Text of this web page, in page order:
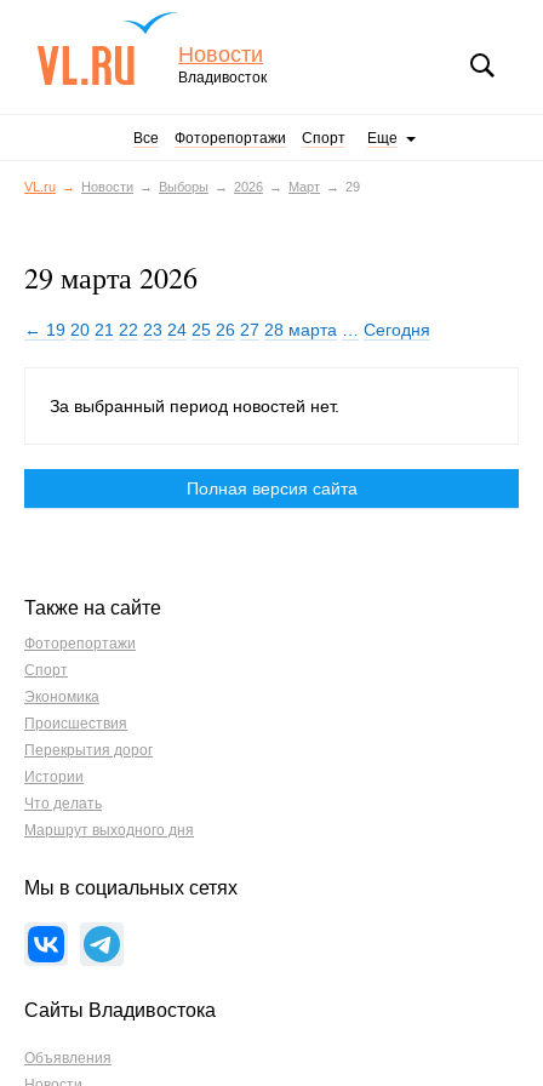
Новости
Владивосток
Все Фоторепортажи Спорт Еще
VL.ru Новости Выборы 2026 Март 29
29 марта 2026
← 19 20 21 22 23 24 25 26 27 28 марта Сегодня
За выбранный период новостей нет.
Полная версия сайта
Также на сайте
Фоторепортажи
Спорт
Экономика
Происшествия
Перекрытия дорог
Истории
Что делать
Маршрут выходного дня
Мы в социальных сетях
Сайты Владивостока
Объявления